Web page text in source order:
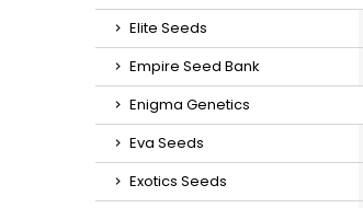
Elite Seeds
Empire Seed Bank
Enigma Genetics
Eva Seeds
Exotics Seeds